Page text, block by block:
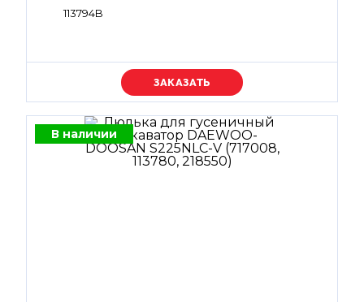
113794B
Уточняйте цену
В наличии